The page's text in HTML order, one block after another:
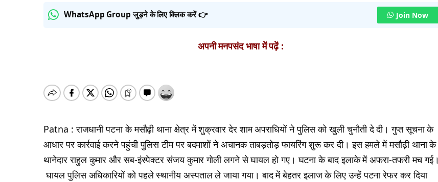
WhatsApp Group जुड़ने के लिए क्लिक करें 👉 Join Now
अपनी मनपसंद भाषा में पढ़ें :
Patna : राजधानी पटना के मसौढ़ी थाना क्षेत्र में शुक्रवार देर शाम अपराधियों ने पुलिस को खुली चुनौती दे दी। गुप्त सूचना के
आधार पर कार्रवाई करने पहुंची पुलिस टीम पर बदमाशों ने अचानक ताबड़तोड़ फायरिंग शुरू कर दी। इस हमले में मसौढ़ी थाना के
थानेदार राहुल कुमार और सब-इंस्पेक्टर संजय कुमार गोली लगने से घायल हो गए। घटना के बाद इलाके में अफरा-तफरी मच गई।
घायल पुलिस अधिकारियों को पहले स्थानीय अस्पताल ले जाया गया। बाद में बेहतर इलाज के लिए उन्हें पटना रेफर कर दिया